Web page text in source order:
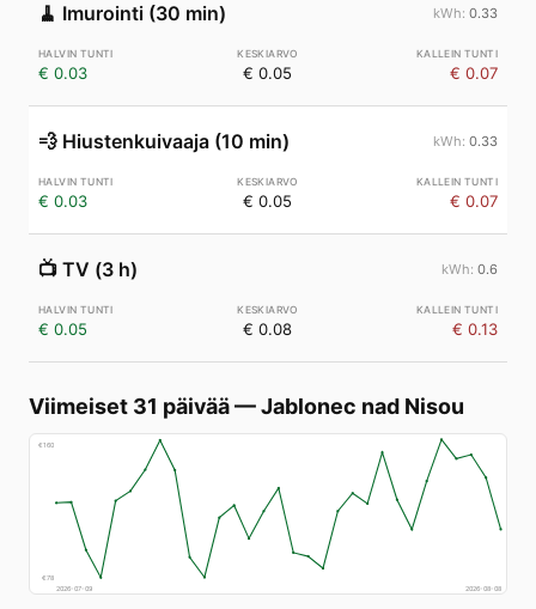
🧹 Imurointi (30 min) 0.33
€ 0.03 € 0.05 € 0.07
💨 Hiustenkuivaaja (10 min) 0.33
€ 0.03 € 0.05 € 0.07
📺 TV (3 h) 0.6
€ 0.05 € 0.08 € 0.13
Viimeiset 31 päivää—Jablonec nad Nisou
€160
€78
2026-07-09
2026-08-08